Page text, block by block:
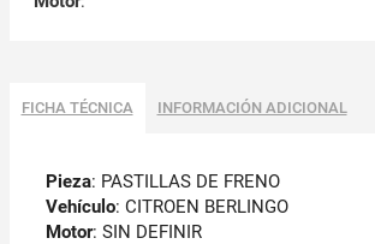
FICHA TÉCNICA INFORMACIÓN ADICIONAL
Pieza: PASTILLAS DE FRENO
Vehículo: CITROEN BERLINGO
Motor: SIN DEFINIR